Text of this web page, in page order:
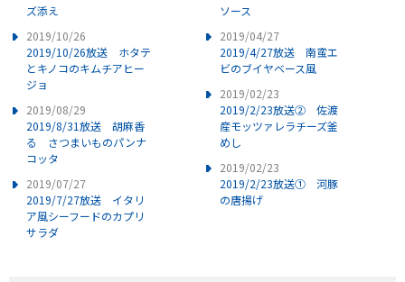
ズ添え
2019/10/26
2019/10/26放送 ホタテ
とキノコのキムチアヒー
ジョ
2019/08/29
2019/8/31放送 胡麻香
る さつまいものパンナ
コッタ
2019/07/27
2019/7/27放送 イタリ
ア風シーフードのカプリ
サラダ
ソース
2019/04/27
2019/4/27放送 南蛮エ
ビのブイヤベース風
2019/02/23
2019/2/23放送② 佐渡
産モッツァレラチーズ釜
めし
2019/02/23
2019/2/23放送① 河豚
の唐揚げ